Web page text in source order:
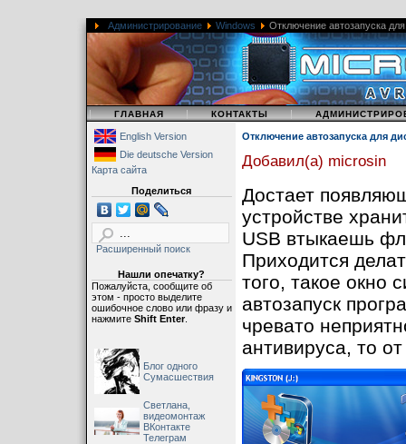
Администрирование Windows Отключение автозапуска
| ГЛАВНАЯ | КОНТАКТЫ |
English Version
Die deutsche Version
Карта сайта
Поделиться
Расширенный поиск
Нашли опечатку?
Пожалуйста, сообщите об
этом - просто выделите
ошибочное слово или фразу и
нажмите Shift Enter.
Блог одного
Сумасшествия
Светлана,
видеомонтаж
ВКонтакте
Телеграм
Отключение автозапуска для
Добавил(а) microsin
Достает
устройстве
USB втыкаешь
Приходится
того, такое окно
автозапуск
чревато
антивируса, то